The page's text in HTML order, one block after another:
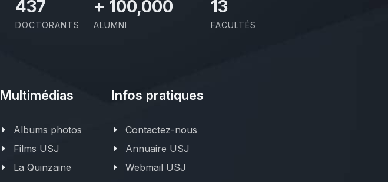
437
DOCTORANTS
+ 100,000
ALUMNI
13
FACULTÉS
Multimédias
Albums photos
Films USJ
La Quinzaine
Infos pratiques
Contactez-nous
Annuaire USJ
Webmail USJ